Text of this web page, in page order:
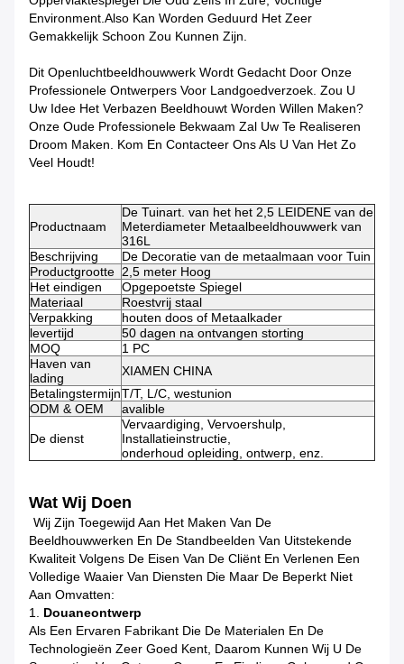
Environment.also Kan Worden Geduurd Het Zeer
Gemakkelijk Schoon Zou Kunnen Zijn.
Dit Openluchtbeeldhouwwerk Wordt Gedacht Door Onze
Professionele Ontwerpers Voor Landgoedverzoek. Zou U
Uw Idee Het Verbazen Beeldhouwt Worden Willen Maken?
Onze Oude Professionele Bekwaam Zal Uw Te Realiseren
Droom Maken. Kom En Contacteer Ons Als U Van Het Zo
Veel Houdt!
Productnaam
De Tuinart. van het het 2,5 LEIDENE van de
Meterdiameter Metaalbeeldhouwwerk van
316L
Beschrijving
De Decoratie van de metaalmaan voor Tuin
Productgrootte 2,5 meter Hoog
Het eindigen
Opgepoetste Spiegel
Materiaal
Roestvrij staal
Verpakking
houten doos of Metaalkader
levertijd
50 dagen na ontvangen storting
MOQ
1 PC
Haven van
lading
XIAMEN CHINA
BetalingstermijnT/T, L/C, westunion
ODM & OEM
avalible
De dienst
Vervaardiging, Vervoershulp,
Installatieinstructie,
onderhoud opleiding, ontwerp, enz.
Wat Wij Doen
Wij Zijn Toegewijd Aan Het Maken Van De
Beeldhouwwerken En De Standbeelden Van Uitstekende
Kwaliteit Volgens De Eisen Van De Cliënt En Verlenen Een
Volledige Waaier Van Diensten Die Maar De Beperkt Niet
Aan Omvatten:
1. Douaneontwerp
Als Een Ervaren Fabrikant Die De Materialen En De
Technologieën Zeer Goed Kent, Daarom Kunnen Wij U De